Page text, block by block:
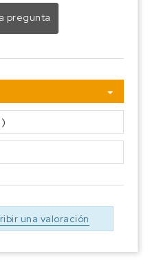
pregunta
una valoración